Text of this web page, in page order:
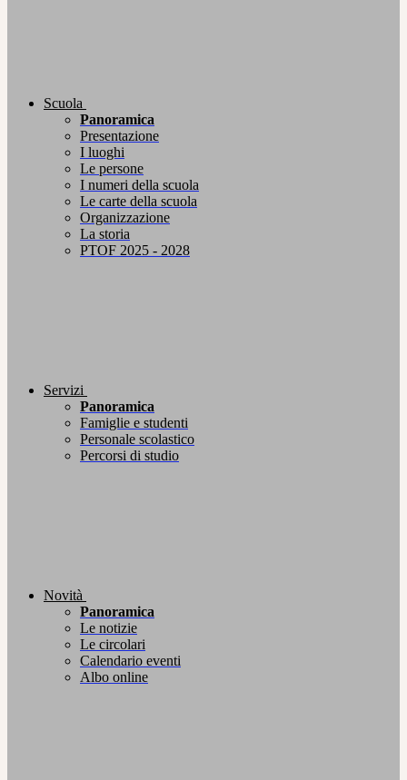
Scuola
Panoramica
Presentazione
I luoghi
Le persone
I numeri della scuola
Le carte della scuola
Organizzazione
La storia
PTOF 2025 - 2028
Servizi
Panoramica
Famiglie e studenti
Personale scolastico
Percorsi di studio
Novità
Panoramica
Le notizie
Le circolari
Calendario eventi
Albo online